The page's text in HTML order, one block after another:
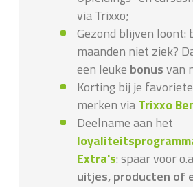
via Trixxo;
Gezond blijven loont:
maanden niet ziek?
een leuke bonusvan
Korting bij je
merken viaTrixxo
Deelname aan het
Extra's: spaar voor
uitjes, producten of